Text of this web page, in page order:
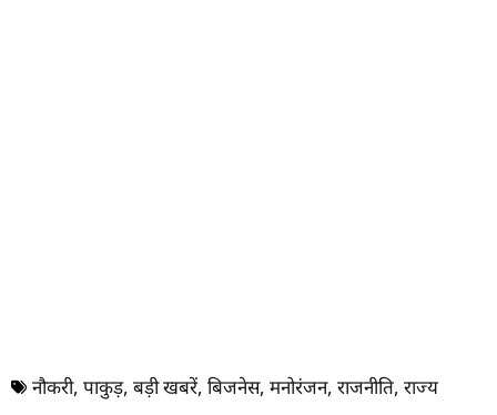
नौकरी, पाकुड़, बड़ी खबरें, बिजनेस, मनोरंजन, राजनीति, राज्य